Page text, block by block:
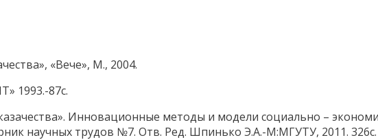
«Вече», М., 2004.
1993.-87с.
Инновационные методы и модели социально –
научных трудов №7. Отв. Ред. Шпинько Э.А.-М:МГУТУ, 2011. 326с.